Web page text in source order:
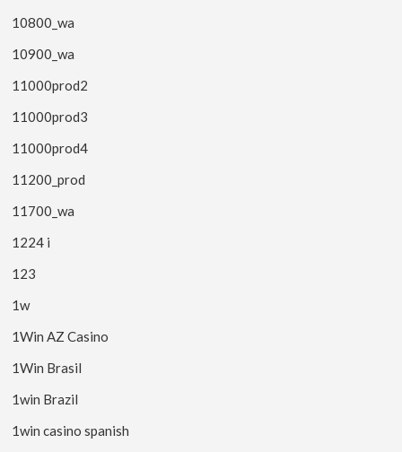
10800_wa
10900_wa
11000prod2
11000prod3
11000prod4
11200_prod
11700_wa
1224 i
123
1w
1Win AZ Casino
1Win Brasil
1win Brazil
1win casino spanish